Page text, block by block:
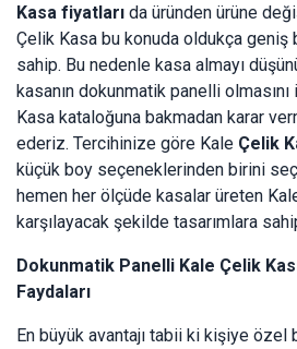
Kasa fiyatları da üründen ürüne
Çelik Kasa bu konuda oldukça geniş
sahip. Bu nedenle kasa almayı
kasanın dokunmatik panelli
Kasa kataloğuna bakmadan karar
ederiz. Tercihinize göre Kale Çelik
küçük boy seçeneklerinden birini
hemen her ölçüde kasalar üreten
karşılayacak şekilde tasarımlara
Dokunmatik Panelli Kale Çelik
Faydaları
En büyük avantajı tabii ki kişiye özel